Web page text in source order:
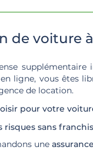
de voiture
ligne, vous êtes
de location.
pour votre
risques sans
une